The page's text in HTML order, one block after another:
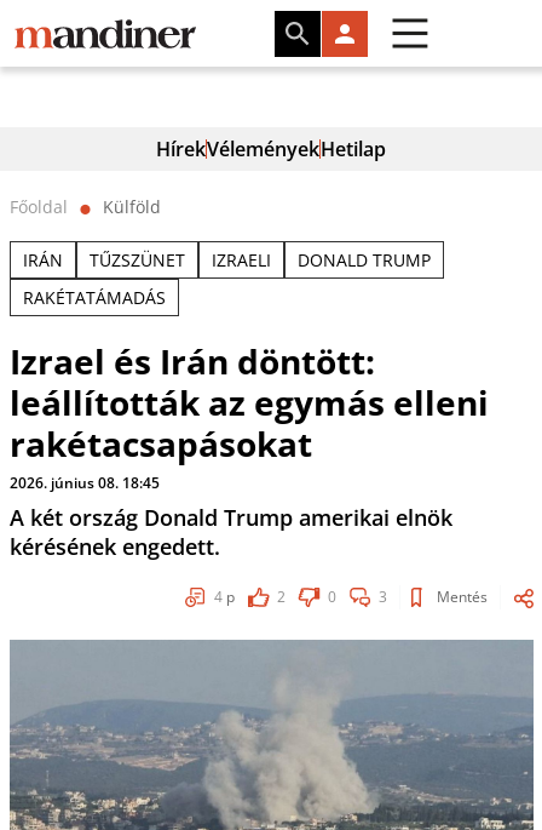
HírekVéleményekHetilap
Főoldal ⬤ Külföld
IRÁN TŰZSZÜNET IZRAELI
DONALD TRUMP
RAKÉTATÁMADÁS
Izrael és Irán döntött:
leállították az egymás elleni
rakétacsapásokat
2026. június 08. 18:45
A két ország Donald Trump amerikai elnök
kérésének engedett.
4 p 2 0 3 Mentés